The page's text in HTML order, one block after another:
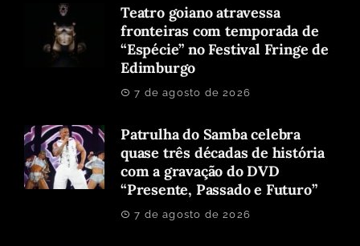
Teatro goiano atravessa
fronteiras com temporada de
“Espécie” no Festival Fringe de
Edimburgo
7 de agosto de 2026
Patrulha do Samba celebra
quase três décadas de história
com a gravação do DVD
“Presente, Passado e Futuro”
7 de agosto de 2026